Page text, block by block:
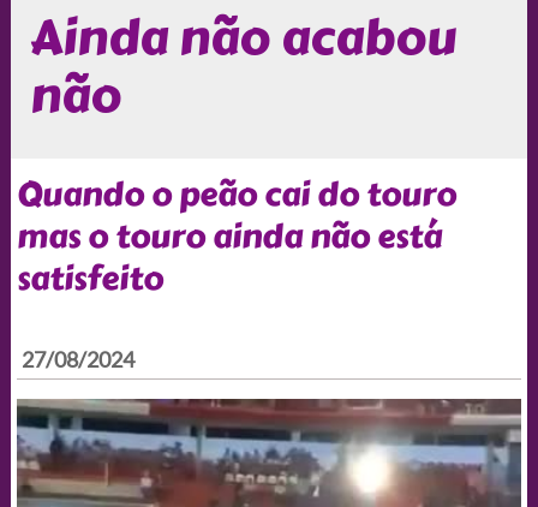
Ainda não acabou
não
Quando o peão cai do touro
mas o touro ainda não está
satisfeito
27/08/2024